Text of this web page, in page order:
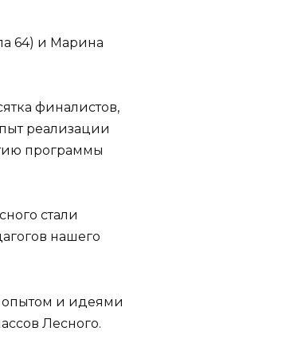
64) и Марина
финалистов,
реализации
программы
стали
нашего
опытом и идеями
Лесного.